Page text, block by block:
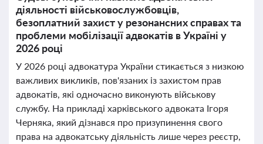
діяльності військовослужбовців,
безоплатний захист у резонансних справах та
проблеми мобілізації адвокатів в Україні у
2026 році
У 2026 році адвокатура України стикається з низкою
важливих викликів, пов'язаних із захистом прав
адвокатів, які одночасно виконують військову
службу. На прикладі харківського адвоката Ігоря
Черняка, який дізнався про призупинення свого
права на адвокатську діяльність лише через реєстр,